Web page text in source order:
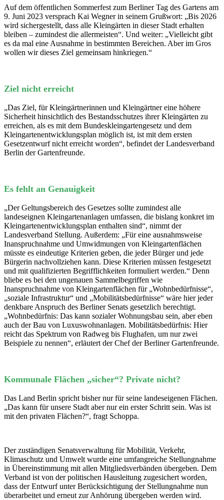
Auf dem öffentlichen Sommerfest zum Berliner Tag des Gartens am
9. Juni 2023 versprach Kai Wegner in seinem Grußwort: „Bis 2026
wird sichergestellt, dass alle Kleingärten in dieser Stadt erhalten
bleiben – zumindest die allermeisten“. Und weiter: „Vielleicht gibt
es da mal eine Ausnahme in bestimmten Bereichen. Aber im Gros
wollen wir dieses Ziel gemeinsam hinkriegen.“
Ziel nicht erreicht
„Das Ziel, für Kleingärtnerinnen und Kleingärtner eine höhere
Sicherheit hinsichtlich des Bestandsschutzes ihrer Kleingärten zu
erreichen, als es mit dem Bundeskleingartengesetz und dem
Kleingartenentwicklungsplan möglich ist, ist mit dem ersten
Gesetzentwurf nicht erreicht worden“, befindet der Landesverband
Berlin der Gartenfreunde.
Es fehlt an Genauigkeit
„Der Geltungsbereich des Gesetzes sollte zumindest alle
landeseignen Kleingartenanlagen umfassen, die bislang konkret im
Kleingartenentwicklungsplan enthalten sind“, nimmt der
Landesverband Stellung. Außerdem: „Für eine ausnahmsweise
Inanspruchnahme und Umwidmungen von Kleingartenflächen
müsste es eindeutige Kriterien geben, die jeder Bürger und jede
Bürgerin nachvollziehen kann. Diese Kriterien müssen festgesetzt
und mit qualifizierten Begrifflichkeiten formuliert werden.“ Denn
bliebe es bei den ungenauen Sammelbegriffen wie
Inanspruchnahme von Kleingartenflächen für „Wohnbedürfnisse“,
„soziale Infrastruktur“ und „Mobilitätsbedürfnisse“ wäre hier jeder
denkbare Anspruch des Berliner Senats gesetzlich berechtigt.
„Wohnbedürfnis: Das kann sozialer Wohnungsbau sein, aber eben
auch der Bau von Luxuswohnanlagen. Mobilitätsbedürfnis: Hier
reicht das Spektrum von Radweg bis Flughafen, um nur zwei
Beispiele zu nennen“, erläutert der Chef der Berliner Gartenfreunde.
Kommunale Flächen „sicher“? Private nicht?
Das Land Berlin spricht bisher nur für seine landeseigenen Flächen.
„Das kann für unsere Stadt aber nur ein erster Schritt sein. Was ist
mit den privaten Flächen?“, fragt Schoppa.
Der zuständigen Senatsverwaltung für Mobilität, Verkehr,
Klimaschutz und Umwelt wurde eine umfangreiche Stellungnahme
in Übereinstimmung mit allen Mitgliedsverbänden übergeben. Dem
Verband ist von der politischen Hausleitung zugesichert worden,
dass der Entwurf unter Berücksichtigung der Stellungnahme nun
überarbeitet und erneut zur Anhörung übergeben werden wird.